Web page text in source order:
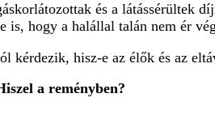
és a látássérültek
is, hogy a halállal talán nem ér
kérdezik, hisz-e az élők és az
a reményben?